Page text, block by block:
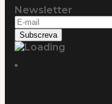
Newsletter